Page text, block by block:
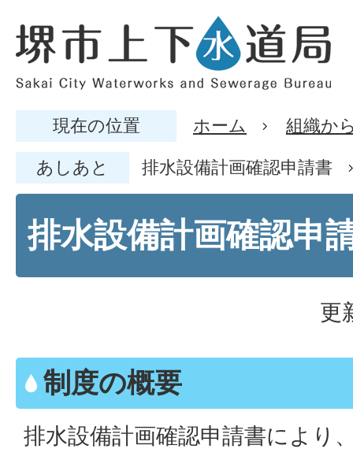
現在の位置 ホーム 組織か
あしあと 排水設備計画確認申請書
排水設備計画確認申
更
制度の概要
排水設備計画確認申請書により